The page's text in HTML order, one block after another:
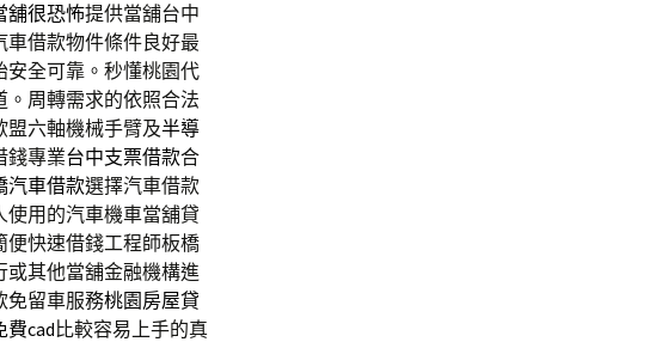
舖很恐怖提供當舖台中
車借款物件條件良好最
安全可靠。秒懂桃園代
周轉需求的依照合法
盟六軸機械手臂及半導
錢專業台中支票借款合
汽車借款選擇汽車借款
使用的汽車機車當舖貸
便快速借錢工程師板橋
或其他當舖金融機構進
免留車服務桃園房屋貸
費cad比較容易上手的真